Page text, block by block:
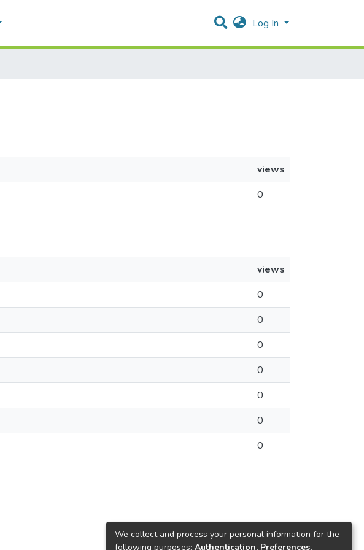
Log In
views
0
views
0
0
0
0
0
0
0
We collect and process your personal information for the
following purposes: Authentication, Preferences,